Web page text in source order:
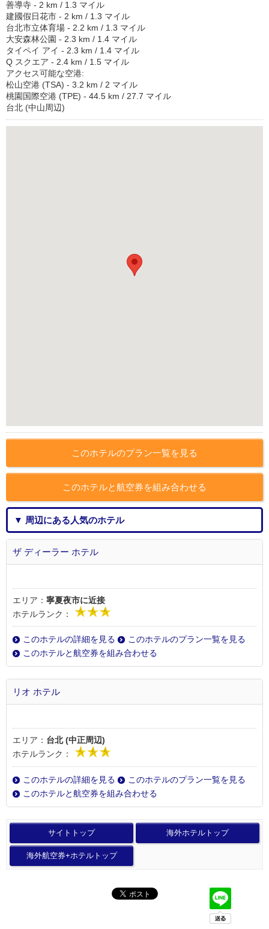
善導寺 - 2 km / 1.3 マイル
建國假日花市 - 2 km / 1.3 マイル
台北市立体育場 - 2.2 km / 1.3 マイル
大安森林公園 - 2.3 km / 1.4 マイル
タイペイ アイ - 2.3 km / 1.4 マイル
Q スクエア - 2.4 km / 1.5 マイル
アクセス可能な空港:
松山空港 (TSA) - 3.2 km / 2 マイル
桃園国際空港 (TPE) - 44.5 km / 27.7 マイル
台北 (中山周辺)
このホテルのプラン一覧を見る
このホテルと航空券を組み合わせる
▼ 周辺にある人気のホテル
ザ ディーラー ホテル
エリア： 寧夏夜市に近接
ホテルランク：
このホテルの詳細を見る
このホテルのプラン一覧を見る
このホテルと航空券を組み合わせる
リオ ホテル
エリア： 台北 (中正周辺)
ホテルランク：
このホテルの詳細を見る
このホテルのプラン一覧を見る
このホテルと航空券を組み合わせる
サイトトップ 海外ホテルトップ
海外航空券+ホテルトップ